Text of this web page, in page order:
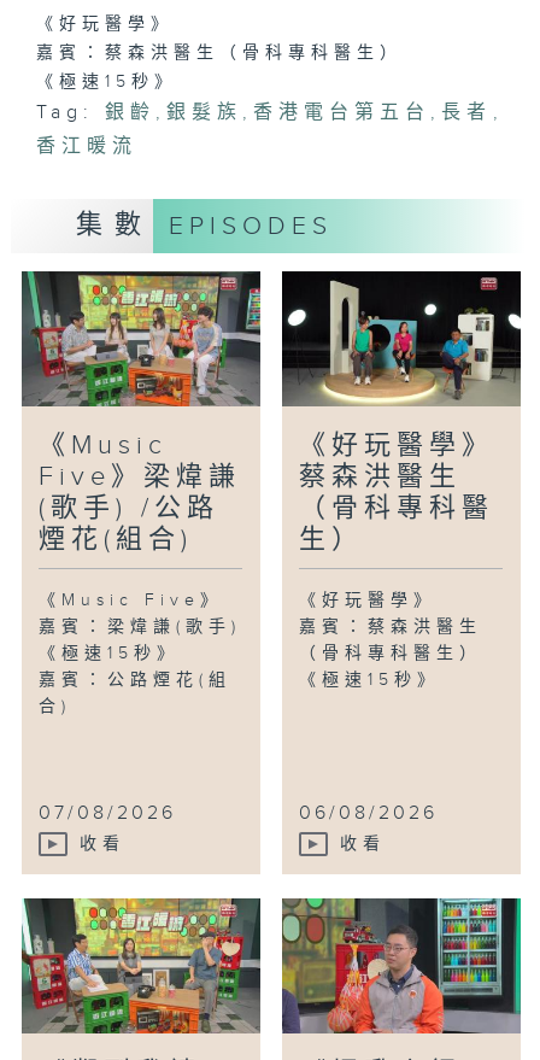
《好玩醫學》
嘉賓：蔡森洪醫生（骨科專科醫生）
《極速15秒》
Tag: 銀齡 , 銀髮族 , 香港電台第五台 ,長者 ,
香江暖流
集數 EPISODES
《Music
Five》梁煒謙
(歌手) /公路
煙花(組合)
《Music Five》
嘉賓：梁煒謙(歌手)
《極速15秒》
嘉賓：公路煙花(組
合)
07/08/2026
收看
《好玩醫學》
蔡森洪醫生
（骨科專科醫
生）
《好玩醫學》
嘉賓：蔡森洪醫生
（骨科專科醫生）
《極速15秒》
06/08/2026
收看